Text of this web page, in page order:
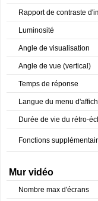
Rapport de contraste
Luminosité
Angle de visualisation
Angle de vue (vertical)
Temps de réponse
Langue du menu
Durée de vie du rétro-
Fonctions
Mur vidéo
Nombre max d'écrans